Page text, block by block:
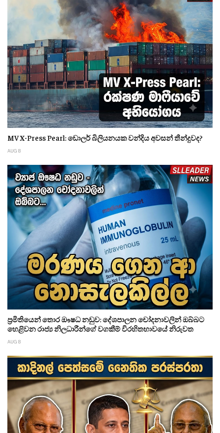
MV X-Press Pearl: ඩොලර් බිලියනයක වන්දිය අවසන් තීන්දුවද?
AUG 8
ප්‍රමිතියෙන් තොර ඖෂධ නඩුව: දේශපාලන චෝදනාවලින් ඔබ්බට
හෙළිවන රාජ්‍ය නිලධාරීන්ගේ වගකීම් විරහිතභාවයේ නිරුවත
AUG 8